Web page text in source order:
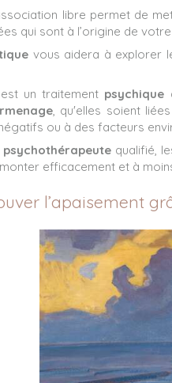
libre permet de
qui sont à l’origine de
vous aidera à explorer
est un traitement psychique
, qu'elles soient
ou à des facteurs
psychothérapeute qualifié,
efficacement et à
l’apaisement